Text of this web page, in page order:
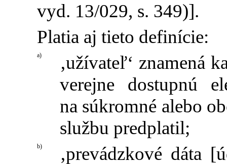
vyd. 13/029, s. 349)].
Platia aj tieto definície:
a)
‚užívateľ‘ znamená
verejne dostupnú
na súkromné alebo
službu predplatil;
b)
‚prevádzkové dáta